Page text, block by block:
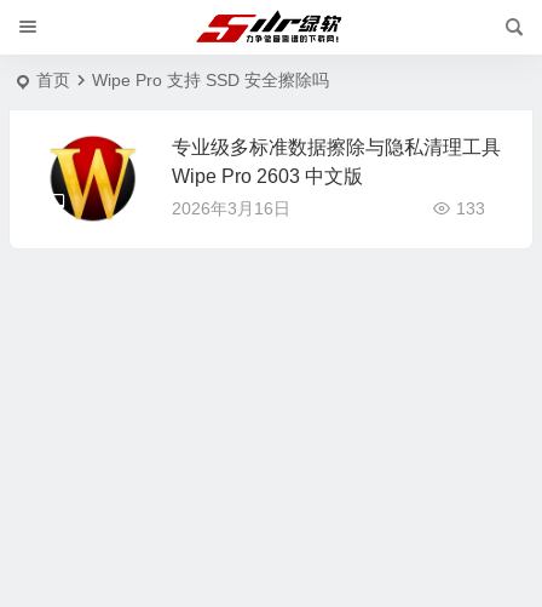
首页 Wipe Pro 支持 SSD 安全擦除吗
专业级多标准数据擦除与隐私清理工具
Wipe Pro 2603 中文版
2026年3月16日 133